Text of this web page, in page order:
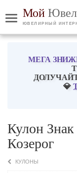
Мой
ЮВЕЛИРНЫЙ
МЕГА
💎
Кулон Знак
Козерог
КУЛОНЫ